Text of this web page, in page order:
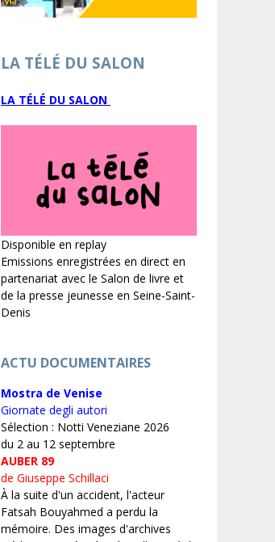
LA TÉLÉ DU SALON
LA TÉLÉ DU SALON
Disponible en replay
Emissions enregistrées en direct en
partenariat avec le Salon de livre et
de la presse jeunesse en Seine-Saint-
Denis
ACTU DOCUMENTAIRES
Mostra de Venise
Giornate degli autori
Sélection : Notti Veneziane 2026
du 2 au 12 septembre
AUBER 89
de Giuseppe Schillaci
À la suite d'un accident, l'acteur
Fatsah Bouyahmed a perdu la
mémoire. Des images d'archives